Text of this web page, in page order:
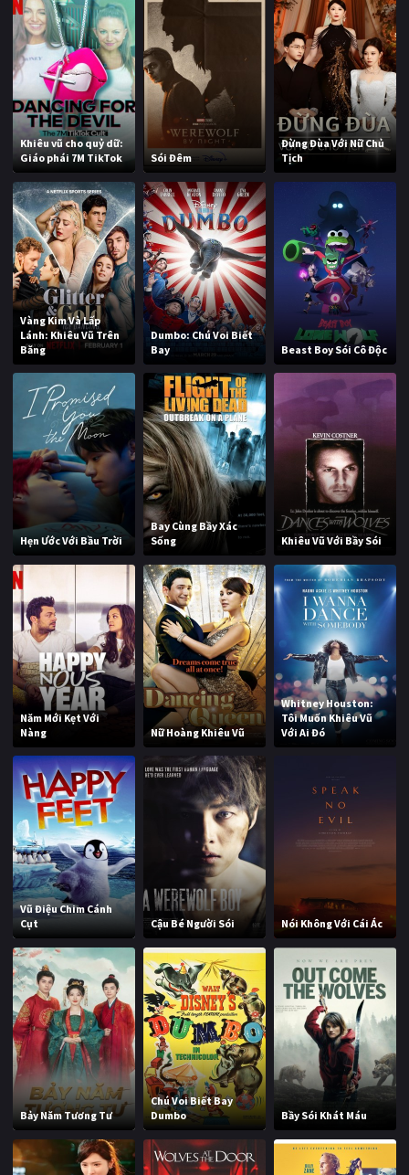
Khiêu vũ cho quỷ dữ:
Giáo phái 7M TikTok
Sói Đêm
Đừng Đùa Với Nữ Chủ
Tịch
Vàng Kim Và Lấp
Lánh: Khiêu Vũ Trên
Băng
Dumbo: Chú Voi Biết
Bay
Beast Boy Sói Cô Độc
Hẹn Ước Với Bầu Trời
Bay Cùng Bầy Xác
Sống
Khiêu Vũ Với Bầy Sói
Năm Mới Kẹt Với
Nàng
Nữ Hoàng Khiêu Vũ
Whitney Houston:
Tôi Muốn Khiêu Vũ
Với Ai Đó
Vũ Điệu Chim Cánh
Cụt
Cậu Bé Người Sói Nói Không Với Cái Ác
Bảy Năm Tương Tư
Chú Voi Biết Bay
Dumbo
Bầy Sói Khát Máu